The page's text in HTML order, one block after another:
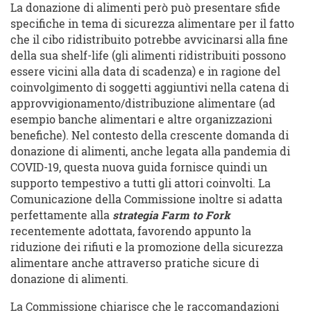
La donazione di alimenti però può presentare sfide
specifiche in tema di sicurezza alimentare per il fatto
che il cibo ridistribuito potrebbe avvicinarsi alla fine
della sua shelf-life (gli alimenti ridistribuiti possono
essere vicini alla data di scadenza) e in ragione del
coinvolgimento di soggetti aggiuntivi nella catena di
approvvigionamento/distribuzione alimentare (ad
esempio banche alimentari e altre organizzazioni
benefiche). Nel contesto della crescente domanda di
donazione di alimenti, anche legata alla pandemia di
COVID-19, questa nuova guida fornisce quindi un
supporto tempestivo a tutti gli attori coinvolti. La
Comunicazione della Commissione inoltre si adatta
perfettamente alla strategia Farm to Fork
recentemente adottata, favorendo appunto la
riduzione dei rifiuti e la promozione della sicurezza
alimentare anche attraverso pratiche sicure di
donazione di alimenti.
La Commissione chiarisce che le raccomandazioni